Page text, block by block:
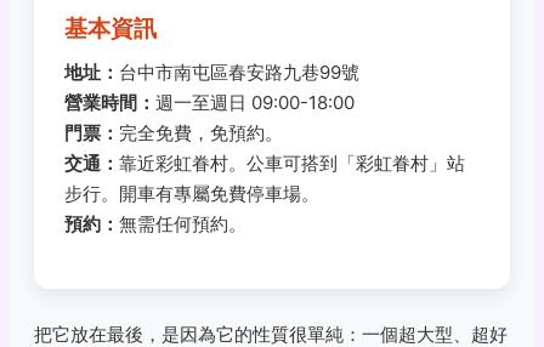
基本資訊
地址： 台中市南屯區春安路九巷99號
營業時間： 週一至週日 09:00-18:00
門票： 完全免費，免預約。
交通： 靠近彩虹眷村。公車可搭到「彩虹眷村」站
步行。開車有專屬免費停車場。
預約： 無需任何預約。
把它放在最後，是因為它的性質很單純：一個超大型、超好